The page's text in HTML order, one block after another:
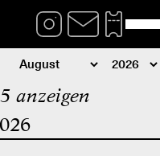
anzeigen